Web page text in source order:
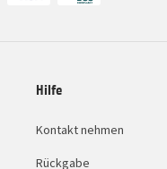
Hilfe
Kontakt nehmen
Rückgabe